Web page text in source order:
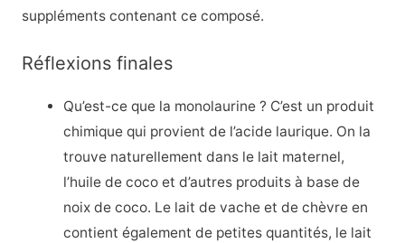
suppléments contenant ce composé.
Réflexions finales
Qu’est-ce que la monolaurine ? C’est un produit
chimique qui provient de l’acide laurique. On la
trouve naturellement dans le lait maternel,
l’huile de coco et d’autres produits à base de
noix de coco. Le lait de vache et de chèvre en
contient également de petites quantités, le lait